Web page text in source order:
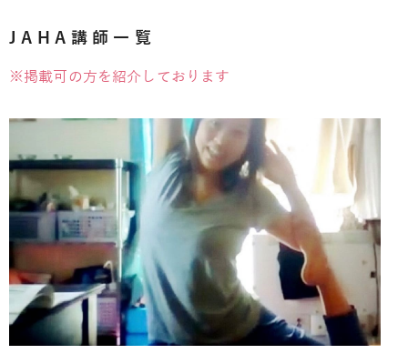
JAHA講師一覧
※掲載可の方を紹介しております